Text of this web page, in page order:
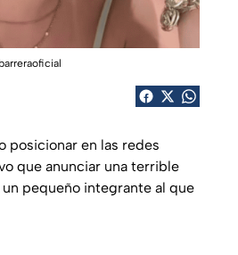
posicionar en las redes
que anunciar una terrible
un pequeño integrante al que